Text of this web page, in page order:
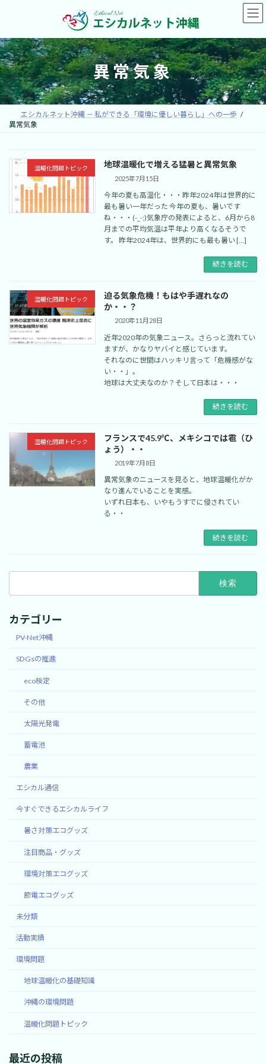
ン
ツ
へ
ス
キ
ッ
ー
シ
ョ
ン
に
移
異常気象
エシカルネット沖縄 － 私ができる「環境に優しい暮らし」への一歩
異常気象
温暖化問題トピック 地球温暖化で増える猛暑と異常気象
2025年7月15日
今年の夏も高温化・・・昨年2024年は世界的に
最も暑い一年だった 今年の夏も、暑いです
ね・・・(-_-;)気象庁の発表によると、6月から8
月までの平均気温は平年より高くなるそうで
す。 昨年2024年は、世界的にも最も暑い […]
続きを読む
温暖化問題トピック
迫る気象危機！もはや手遅れなの
か・・？
2020年11月28日
近年2020年の気象ニュース。さらっと流れてい
ますが、かなりヤバイと感じています。
それなのに世間はハッキリ言って「危機感がな
い・・」。
地球は大丈夫なのか？そして日本は・・・
続きを読む
温暖化問題トピック
フランスで45.9℃、メキシコでは雹（ひ
ょう）・・
2019年7月8日
異常気象のニュースを見ると、地球温暖化がか
なり進んでいることを実感。
いずれ日本も、いやもうすでに侵されてい
る・・
続きを読む
カテゴリー
PV-Net沖縄
SDGsの推進
eco検定
その他
太陽光発電
蓄電池
農業
エシカル通信
今すぐできるエシカルライフ
暑さ対策エコグッズ
注目商品・グッズ
環境対策エコグッズ
節電エコグッズ
未分類
活動実績
環境問題
地球温暖化の基礎知識
沖縄の環境問題
温暖化問題トピック
最近の投稿